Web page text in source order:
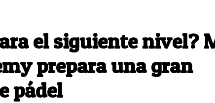
el siguiente nivel?
prepara una gran
pádel